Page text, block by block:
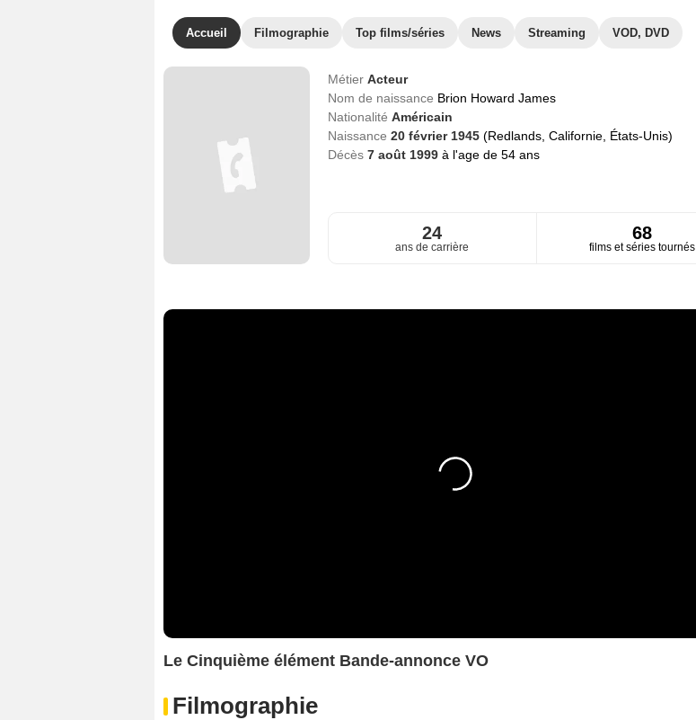
Accueil Filmographie Top films/séries News Streaming VOD, DVD
Métier Acteur
Nom de naissance Brion Howard James
Nationalité Américain
Naissance 20 février 1945 (Redlands, Californie, États-Unis)
Décès 7 août 1999 à l'age de 54 ans
24
ans de carrière
68
films et séries tournés
Le Cinquième élément Bande-annonce VO
Filmographie